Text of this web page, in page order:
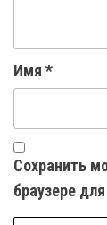
Имя *
Сохранить
браузере